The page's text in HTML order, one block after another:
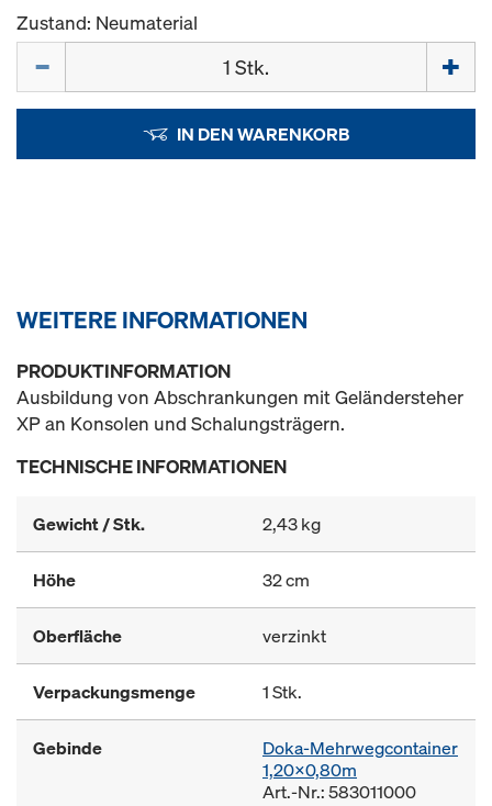
Zustand: Neumaterial
IN DEN WARENKORB
WEITERE INFORMATIONEN
PRODUKTINFORMATION
Ausbildung von Abschrankungen mit Geländersteher
XP an Konsolen und Schalungsträgern.
TECHNISCHE INFORMATIONEN
Gewicht / Stk. 2,43 kg
Höhe 32 cm
Oberfläche verzinkt
Verpackungsmenge 1 Stk.
Gebinde
Doka-Mehrwegcontainer
1,20x0,80m
Art.-Nr.: 583011000